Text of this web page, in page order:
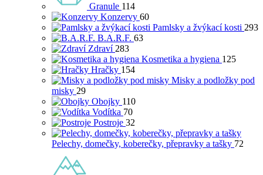
Granule 114
Konzervy 60
Pamlsky a žvýkací kosti 293
B.A.R.F. 63
Zdraví 283
Kosmetika a hygiena 125
Hračky 154
Misky a podložky pod
misky 29
Obojky 110
Vodítka 70
Postroje 32
Pelechy, domečky, koberečky, přepravky a tašky 72